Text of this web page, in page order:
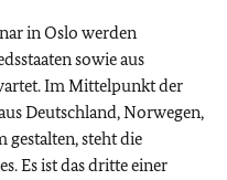
in Oslo werden
sowie aus
Im Mittelpunkt der
Deutschland, Norwegen,
gestalten, steht die
Es ist das dritte einer